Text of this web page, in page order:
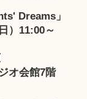
Dreams」
）11:00～
オ会館7階